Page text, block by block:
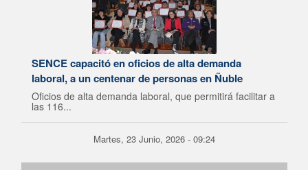
SENCE capacitó en oficios de alta demanda
laboral, a un centenar de personas en Ñuble
Oficios de alta demanda laboral, que permitirá facilitar a
las 116...
Martes, 23 Junio, 2026 - 09:24